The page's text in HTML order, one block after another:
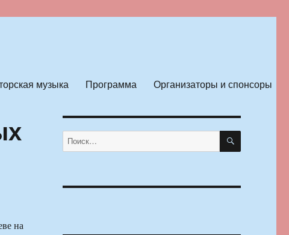
музыка Программа Организаторы и спонсоры
на
Искать: ПОИСК